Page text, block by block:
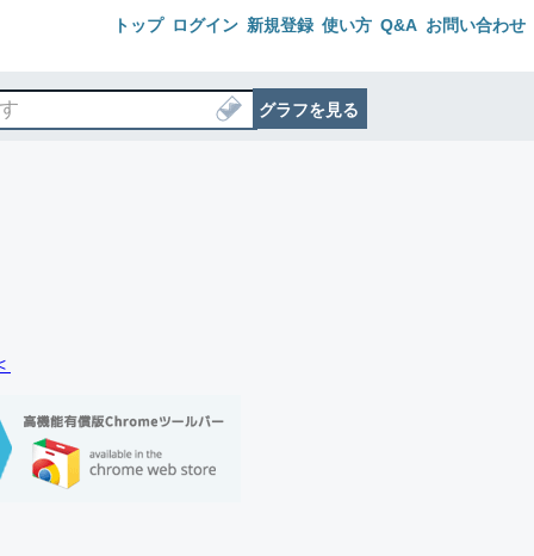
トップ ログイン 新規登録 使い方 Q&A お問い合わせ
グラフを見る